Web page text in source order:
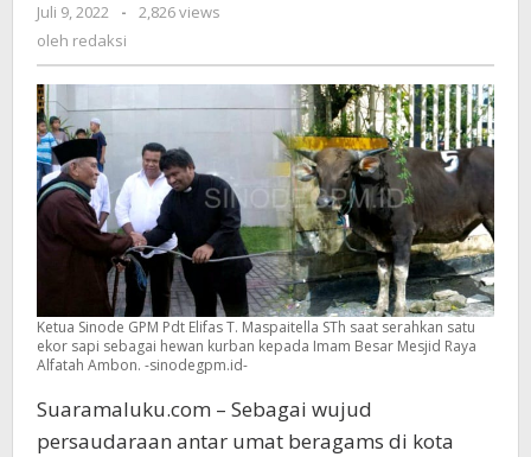
Juli 9, 2022
oleh
redaksi
-
2,826 views
oleh redaksi
Ketua Sinode GPM Pdt Elifas T. Maspaitella STh saat serahkan satu
ekor sapi sebagai hewan kurban kepada Imam Besar Mesjid Raya
Alfatah Ambon. -sinodegpm.id-
Suaramaluku.com – Sebagai wujud
persaudaraan antar umat beragams di kota